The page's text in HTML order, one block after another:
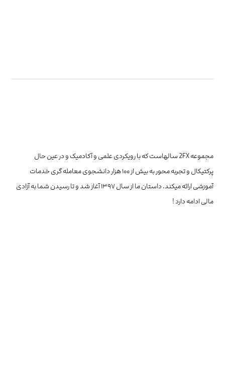
مجموعه 2FX سالهاست که با رویکردی علمی و آکادمیک و در عین حال
پرکتیکال و تجربه محور به بیش از ۱۰۰ هزار دانشجوی معامله گری خدمات
آموزشی ارائه میکند. داستان ما از سال ۱۳۹۷ آغاز شد و تا رسیدن شما به آزادی
مالی ادامه دارد !